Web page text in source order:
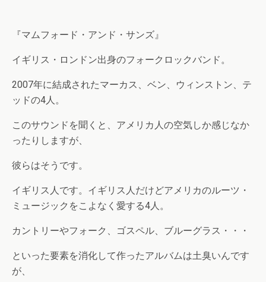
『マムフォード・アンド・サンズ』
イギリス・ロンドン出身のフォークロックバンド。
2007年に結成されたマーカス、ベン、ウィンストン、テ
ッドの4人。
このサウンドを聞くと、アメリカ人の空気しか感じなか
ったりしますが、
彼らはそうです。
イギリス人です。イギリス人だけどアメリカのルーツ・
ミュージックをこよなく愛する4人。
カントリーやフォーク、ゴスペル、ブルーグラス・・・
といった要素を消化して作ったアルバムは土臭いんです
が、